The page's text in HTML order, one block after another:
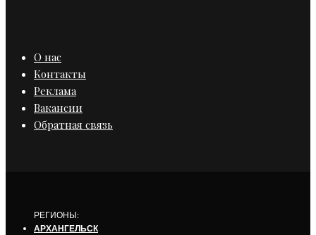
О нас
Контакты
Реклама
Вакансии
Обратная связь
РЕГИОНЫ:
АРХАНГЕЛЬСК